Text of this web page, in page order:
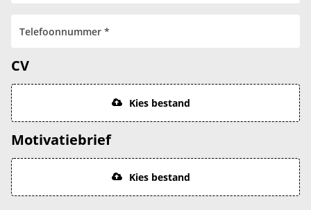
CV
Kies bestand
Motivatiebrief
Kies bestand